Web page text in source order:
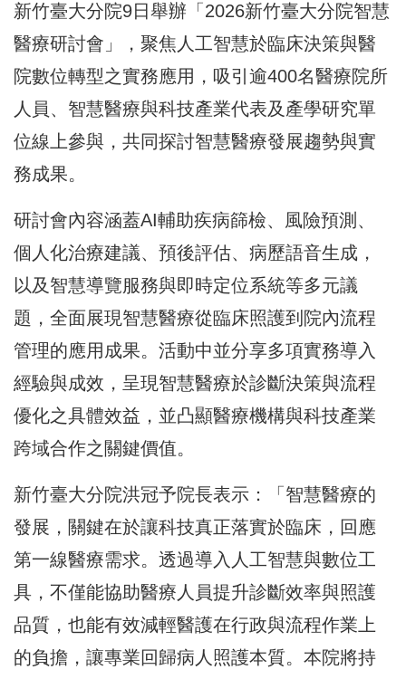
新竹臺大分院9日舉辦「2026新竹臺大分院智慧
醫療研討會」，聚焦人工智慧於臨床決策與醫
院數位轉型之實務應用，吸引逾400名醫療院所
人員、智慧醫療與科技產業代表及產學研究單
位線上參與，共同探討智慧醫療發展趨勢與實
務成果。
研討會內容涵蓋AI輔助疾病篩檢、風險預測、
個人化治療建議、預後評估、病歷語音生成，
以及智慧導覽服務與即時定位系統等多元議
題，全面展現智慧醫療從臨床照護到院內流程
管理的應用成果。活動中並分享多項實務導入
經驗與成效，呈現智慧醫療於診斷決策與流程
優化之具體效益，並凸顯醫療機構與科技產業
跨域合作之關鍵價值。
新竹臺大分院洪冠予院長表示：「智慧醫療的
發展，關鍵在於讓科技真正落實於臨床，回應
第一線醫療需求。透過導入人工智慧與數位工
具，不僅能協助醫療人員提升診斷效率與照護
品質，也能有效減輕醫護在行政與流程作業上
的負擔，讓專業回歸病人照護本質。本院將持